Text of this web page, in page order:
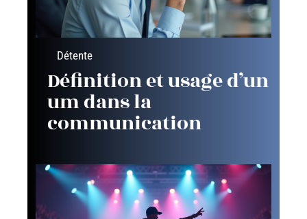
Détente
Définition et usage d’un
um dans la
communication